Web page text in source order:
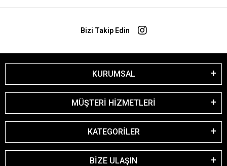
Bizi Takip Edin
KURUMSAL
MÜŞTERİ HİZMETLERİ
KATEGORİLER
BİZE ULAŞIN